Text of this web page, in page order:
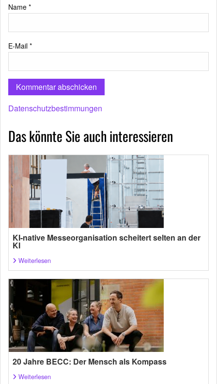
Name *
E-Mail *
Datenschutzbestimmungen
Das könnte Sie auch interessieren
KI-native Messeorganisation scheitert selten an der
KI
Weiterlesen
20 Jahre BECC: Der Mensch als Kompass
Weiterlesen